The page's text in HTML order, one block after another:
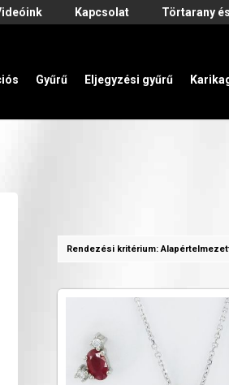
Kapcsolat Törtarany
Gyűrű Eljegyzési gyűrű
Rendezési kritérium: